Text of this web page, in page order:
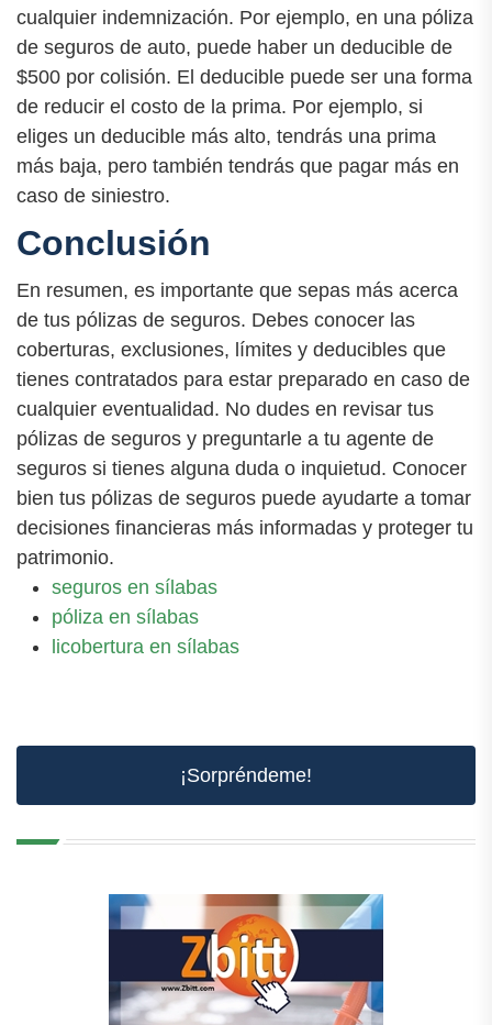
cualquier indemnización. Por ejemplo, en una póliza
de seguros de auto, puede haber un deducible de
$500 por colisión. El deducible puede ser una forma
de reducir el costo de la prima. Por ejemplo, si
eliges un deducible más alto, tendrás una prima
más baja, pero también tendrás que pagar más en
caso de siniestro.
Conclusión
En resumen, es importante que sepas más acerca
de tus pólizas de seguros. Debes conocer las
coberturas, exclusiones, límites y deducibles que
tienes contratados para estar preparado en caso de
cualquier eventualidad. No dudes en revisar tus
pólizas de seguros y preguntarle a tu agente de
seguros si tienes alguna duda o inquietud. Conocer
bien tus pólizas de seguros puede ayudarte a tomar
decisiones financieras más informadas y proteger tu
patrimonio.
seguros en sílabas
póliza en sílabas
licobertura en sílabas
¡Sorpréndeme!